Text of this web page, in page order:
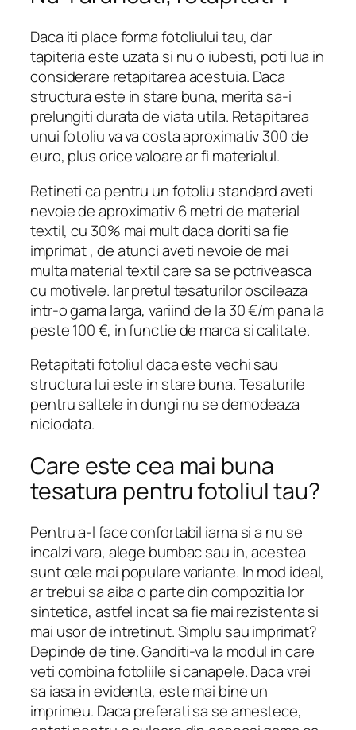
Daca iti place forma fotoliului tau, dar
tapiteria este uzata si nu o iubesti, poti lua in
considerare retapitarea acestuia. Daca
structura este in stare buna, merita sa-i
prelungiti durata de viata utila. Retapitarea
unui fotoliu va va costa aproximativ 300 de
euro, plus orice valoare ar fi materialul.
Retineti ca pentru un fotoliu standard aveti
nevoie de aproximativ 6 metri de material
textil, cu 30% mai mult daca doriti sa fie
imprimat , de atunci aveti nevoie de mai
multa material textil care sa se potriveasca
cu motivele. Iar pretul tesaturilor oscileaza
intr-o gama larga, variind de la 30 €/m pana la
peste 100 €, in functie de marca si calitate.
Retapitati fotoliul daca este vechi sau
structura lui este in stare buna. Tesaturile
pentru saltele in dungi nu se demodeaza
niciodata.
Care este cea mai buna
tesatura pentru fotoliul tau?
Pentru a-l face confortabil iarna si a nu se
incalzi vara, alege bumbac sau in, acestea
sunt cele mai populare variante. In mod ideal,
ar trebui sa aiba o parte din compozitia lor
sintetica, astfel incat sa fie mai rezistenta si
mai usor de intretinut. Simplu sau imprimat?
Depinde de tine. Ganditi-va la modul in care
veti combina fotoliile si canapele. Daca vrei
sa iasa in evidenta, este mai bine un
imprimeu. Daca preferati sa se amestece,